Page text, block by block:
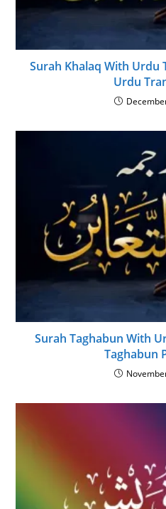
Surah Khalaq With Urdu
Urdu
Surah Taghabun With
Taghabun